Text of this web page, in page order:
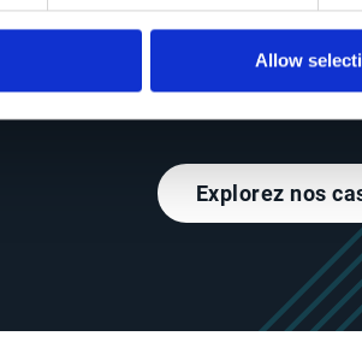
Allow
Fidélisez vos clients
Explorez nos